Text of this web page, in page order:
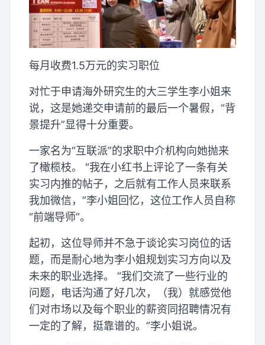
每月收费1.5万元的实习职位
对忙于申请海外研究生的大三学生李小姐来
说，这是她递交申请前的最后一个暑假，“背
景提升”显得十分重要。
一家名为“互联派”的求职中介机构向她抛来
了橄榄枝。 “我在小红书上评论了一条有关
实习内推的帖子，之后就有工作人员来联系
我加微信，”李小姐回忆，这位工作人员自称
“前端导师”。
起初，这位导师并不急于谈论实习岗位的话
题，而是耐心地为李小姐规划实习方向以及
未来的职业选择。 “我们交流了一些行业的
问题，电话沟通了好几次，（我）就感觉他
们对市场以及每个职业的薪资同招聘情况有
一定的了解，挺靠谱的。”李小姐说。